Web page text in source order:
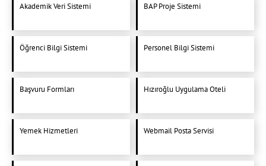
Akademik Veri Sistemi BAP Proje Sistemi
Öğrenci Bilgi Sistemi Personel Bilgi Sistemi
Başvuru Formları Hızıroğlu Uygulama Oteli
Yemek Hizmetleri Webmail Posta Servisi